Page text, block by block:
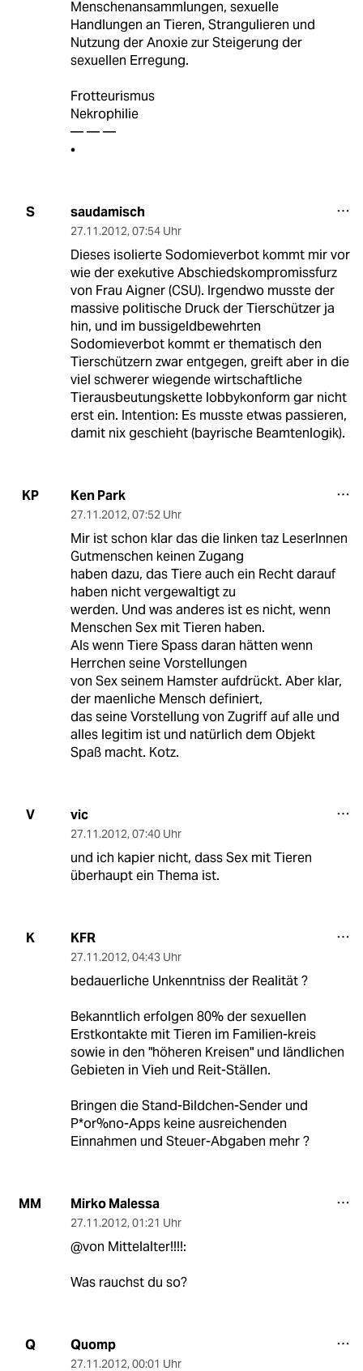
Menschenansammlungen, sexuelle
Handlungen an Tieren, Strangulieren und
Nutzung der Anoxie zur Steigerung der
sexuellen Erregung.
Frotteurismus
Nekrophilie
— — —
•
S saudamisch
27.11.2012, 07:54 Uhr
Dieses isolierte Sodomieverbot kommt mir vor
wie der exekutive Abschiedskompromissfurz
von Frau Aigner (CSU). Irgendwo musste der
massive politische Druck der Tierschützer ja
hin, und im bussigeldbewehrten
Sodomieverbot kommt er thematisch den
Tierschützern zwar entgegen, greift aber in die
viel schwerer wiegende wirtschaftliche
Tierausbeutungskette lobbykonform gar nicht
erst ein. Intention: Es musste etwas passieren,
damit nix geschieht (bayrische Beamtenlogik).
KP Ken Park
27.11.2012, 07:52 Uhr
Mir ist schon klar das die linken taz LeserInnen
Gutmenschen keinen Zugang
haben dazu, das Tiere auch ein Recht darauf
haben nicht vergewaltigt zu
werden. Und was anderes ist es nicht, wenn
Menschen Sex mit Tieren haben.
Als wenn Tiere Spass daran hätten wenn
Herrchen seine Vorstellungen
von Sex seinem Hamster aufdrückt. Aber klar,
der maenliche Mensch definiert,
das seine Vorstellung von Zugriff auf alle und
alles legitim ist und natürlich dem Objekt
Spaß macht. Kotz.
V vic
27.11.2012, 07:40 Uhr
und ich kapier nicht, dass Sex mit Tieren
überhaupt ein Thema ist.
K KFR
27.11.2012, 04:43 Uhr
bedauerliche Unkenntniss der Realität ?
Bekanntlich erfolgen 80% der sexuellen
Erstkontakte mit Tieren im Familien-kreis
sowie in den "höheren Kreisen" und ländlichen
Gebieten in Vieh und Reit-Ställen.
Bringen die Stand-Bildchen-Sender und
P*or%no-Apps keine ausreichenden
Einnahmen und Steuer-Abgaben mehr ?
MM Mirko Malessa
27.11.2012, 01:21 Uhr
@von Mittelalter!!!!:
Was rauchst du so?
Q Quomp
27.11.2012, 00:01 Uhr